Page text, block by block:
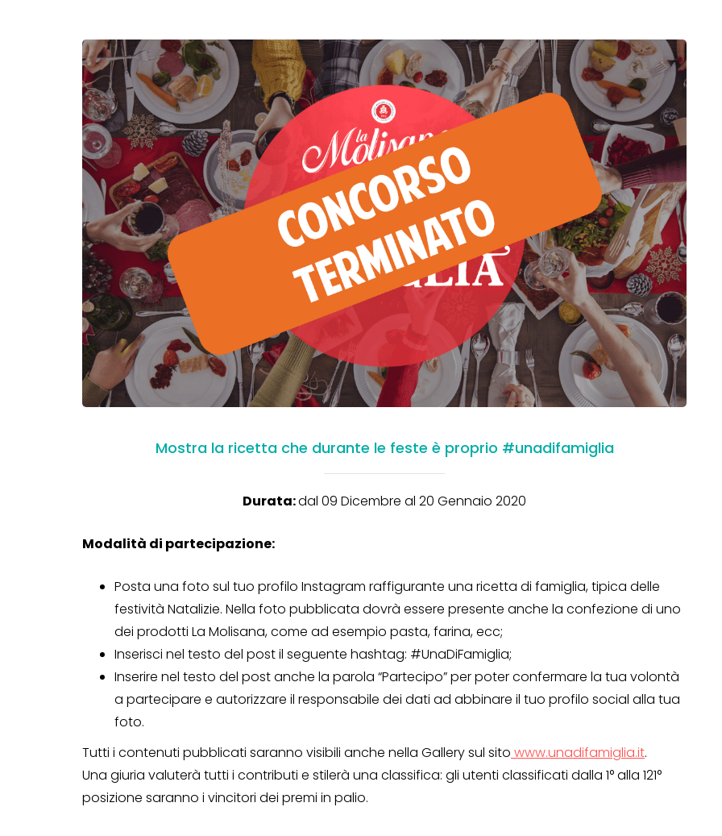
Mostra la ricetta che durante le feste è proprio #unadifamiglia
Durata:dal 09 Dicembre al 20 Gennaio 2020
Modalità di partecipazione:
Posta una foto sul tuo profilo Instagram raffigurante una ricetta di famiglia, tipica delle
festività Natalizie. Nella foto pubblicata dovrà essere presente anche la confezione di uno
dei prodotti La Molisana, come ad esempio pasta, farina, ecc;
Inserisci nel testo del post il seguente hashtag: #UnaDiFamiglia;
Inserire nel testo del post anche la parola “Partecipo” per poter confermare la tua volontà
a partecipare e autorizzare il responsabile dei dati ad abbinare il tuo profilo social alla tua
foto.
Tutti i contenuti pubblicati saranno visibili anche nella Gallery sul sito www.unadifamiglia.it.
Una giuria valuterà tutti i contributi e stilerà una classifica: gli utenti classificati dalla 1° alla 121°
posizione saranno i vincitori dei premi in palio.